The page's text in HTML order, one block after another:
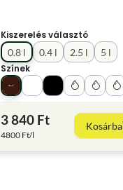
Kiszerelés választó
0.4 l
0.8 l 2.5 l
5 l
Színek
3 840 Ft
4800 Ft/l
Kosárba